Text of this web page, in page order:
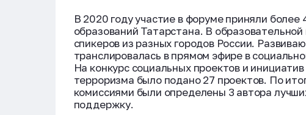
В 2020 году участие в форуме приняли
образований Татарстана. В
спикеров из разных городов России.
транслировалась в прямом эфире в
На конкурс социальных проектов и
терроризма было подано 27 проектов. По
комиссиями были определены 3 автора
поддержку.